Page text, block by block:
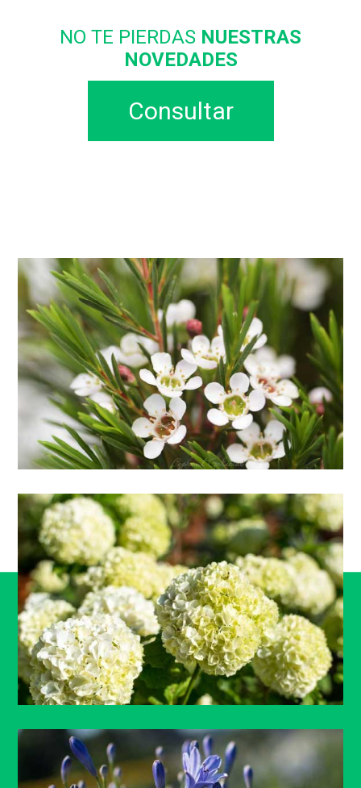
NO TE PIERDAS NUESTRAS
NOVEDADES
Consultar